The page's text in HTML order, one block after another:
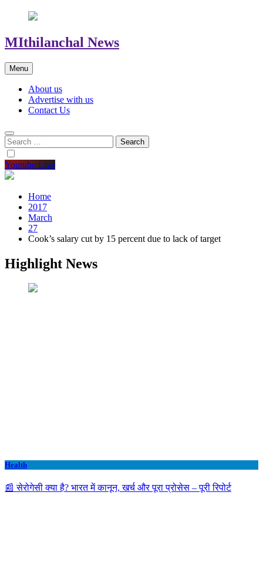
MIthilanchal News
Menu
About us
Advertise with us
Contact Us
Search
for:
Youtube Live
Home
2017
March
27
Cook’s salary cut by 15 percent due to lack of target
Highlight News
Health
📰 सेरोगेसी क्या है? भारत में कानून, खर्च और पूरा प्रोसेस – पूरी रिपोर्ट